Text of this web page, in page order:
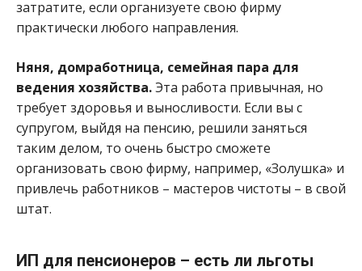
затратите, если организуете свою фирму
практически любого направления.
Няня, домработница, семейная пара для
ведения хозяйства.Эта работа привычная, но
требует здоровья и выносливости. Если вы с
супругом, выйдя на пенсию, решили заняться
таким делом, то очень быстро сможете
организовать свою фирму, например, «Золушка» и
привлечь работников – мастеров чистоты – в свой
штат.
ИП для пенсионеров – есть ли льготы